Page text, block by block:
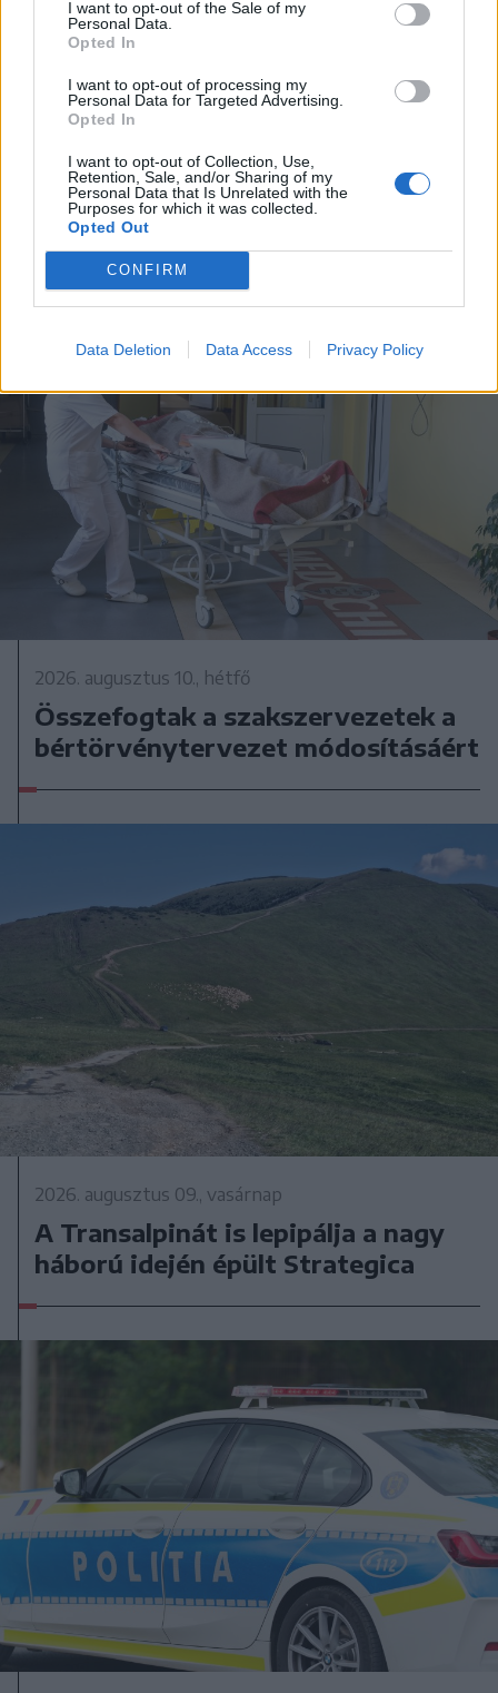
I want to opt-out of the Sale of my
Personal Data.
Opted In
I want to opt-out of processing my
Personal Data for Targeted Advertising.
Opted In
I want to opt-out of Collection, Use,
Retention, Sale, and/or Sharing of my
Personal Data that Is Unrelated with the
Purposes for which it was collected.
Opted Out
CONFIRM
Data Deletion Data Access Privacy Policy
2026. augusztus 10., hétfő
Csendőröket kellett kihívni a román
tengerpartra, mert többen a nagy
videóval
2026. augusztus 10., hétfő
Összefogtak a szakszervezetek a
bértörvénytervezet módosításáért
2026. augusztus 09., vasárnap
A Transalpinát is lepipálja a nagy
háború idején épült Strategica